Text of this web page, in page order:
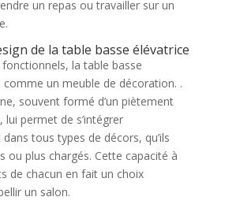
un repas ou travailler sur un
de la table basse élévatrice
la table basse
comme un meuble de décoration. .
souvent formé d’un piètement
permet de s’intégrer
tous types de décors, qu’ils
ou plus chargés. Cette capacité à
de chacun en fait un choix
un salon.